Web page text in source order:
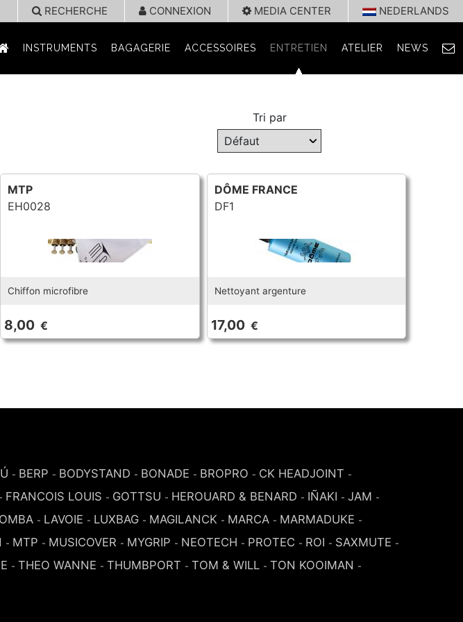
RECHERCHE CONNEXION MEDIA CENTER NEDERLANDS
INSTRUMENTS BAGAGERIE ACCESSOIRES ENTRETIEN ATELIER NEWS
Tri par
MTP
EH0028
Chiffon microfibre
8,00 €
DÔME FRANCE
DF1
Nettoyant argenture
17,00 €
- BERP - BODYSTAND - BONADE - BROPRO - CK HEADJOINT -
- FRANCOIS LOUIS - GOTTSU - HEROUARD & BENARD - IÑAKI - JAM -
- LAVOIE - LUXBAG - MAGILANCK - MARCA - MARMADUKE -
- MTP - MUSICOVER - MYGRIP - NEOTECH - PROTEC - ROI - SAXMUTE -
- THEO WANNE - THUMBPORT - TOM & WILL - TON KOOIMAN -